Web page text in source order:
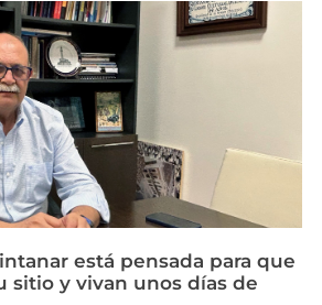
está pensada para que
sitio y vivan unos días de